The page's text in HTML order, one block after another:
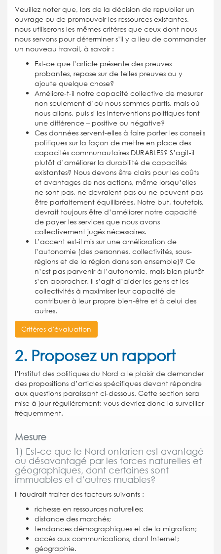
Veuillez noter que, lors de la décision de republier un
ouvrage ou de promouvoir les ressources existantes,
nous utiliserons les mêmes critères que ceux dont nous
nous servons pour déterminer s’il y a lieu de commander
un nouveau travail, à savoir :
Est-ce que l’article présente des preuves
probantes, repose sur de telles preuves ou y
ajoute quelque chose?
Améliore-t-il notre capacité collective de mesurer
non seulement d’où nous sommes partis, mais où
nous allons, puis si les interventions politiques font
une différence – positive ou négative?
Ces données servent-elles à faire porter les conseils
politiques sur la façon de mettre en place des
capacités communautaires DURABLES? S’agit-il
plutôt d’améliorer la durabilité de capacités
existantes? Nous devons être clairs pour les coûts
et avantages de nos actions, même lorsqu’elles
ne sont pas, ne devraient pas ou ne peuvent pas
être parfaitement équilibrées. Notre but, toutefois,
devrait toujours être d’améliorer notre capacité
de payer les services que nous avons
collectivement jugés nécessaires.
L’accent est-il mis sur une amélioration de
l’autonomie (des personnes, collectivités, sous-
régions et de la région dans son ensemble)? Ce
n’est pas parvenir à l’autonomie, mais bien plutôt
s’en approcher. Il s’agit d’aider les gens et les
collectivités à maximiser leur capacité de
contribuer à leur propre bien-être et à celui des
autres.
Critères d'évaluation
2. Proposez un rapport
l’Institut des politiques du Nord a le plaisir de demander
des propositions d’articles spécifiques devant répondre
aux questions paraissant ci-dessous. Cette section sera
mise à jour régulièrement; vous devriez donc la surveiller
fréquemment.
Mesure
1) Est-ce que le Nord ontarien est avantagé
ou désavantagé par les forces naturelles et
géographiques, dont certaines sont
immuables et d’autres muables?
Il faudrait traiter des facteurs suivants :
richesse en ressources naturelles;
distance des marchés;
tendances démographiques et de la migration;
accès aux communications, dont Internet;
géographie.